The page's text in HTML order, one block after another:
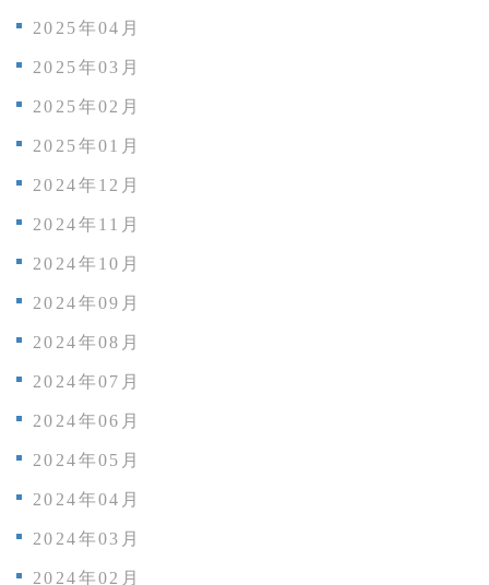
2025年04月
2025年03月
2025年02月
2025年01月
2024年12月
2024年11月
2024年10月
2024年09月
2024年08月
2024年07月
2024年06月
2024年05月
2024年04月
2024年03月
2024年02月